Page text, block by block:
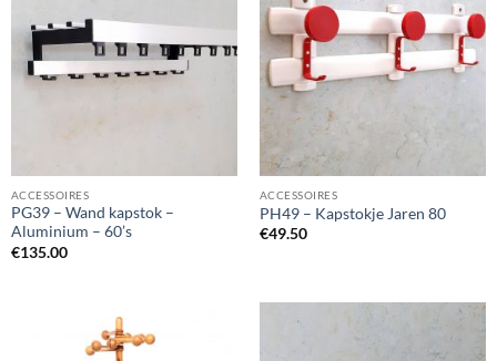
ACCESSOIRES
PG39 – Wand kapstok –
Aluminium – 60’s
€135.00
ACCESSOIRES
PH49 – Kapstokje Jaren 80
€49.50